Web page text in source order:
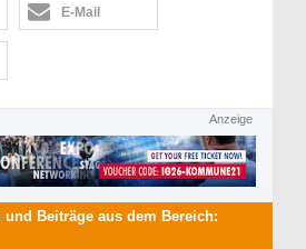
E-Mail
Anzeige
und Beiträge aus dem Bereich: